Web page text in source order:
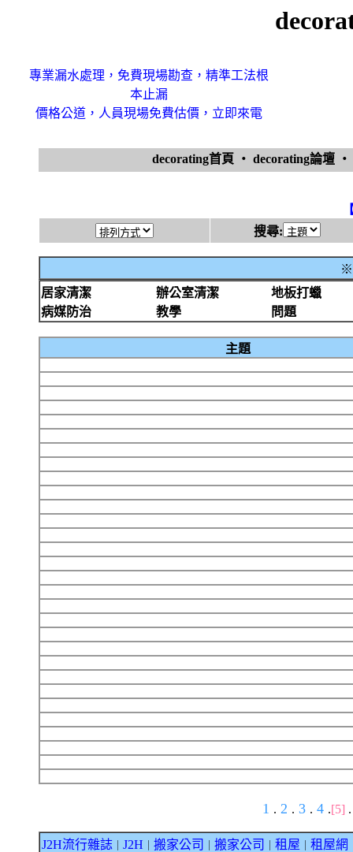
專業漏水處理，免費現場勘查，精準工法根
本止漏
價格公道，人員現場免費估價，立即來電
decorating首頁 ‧ decorating論壇 ‧
搜尋:
※
居家清潔
辦公室清潔
地板打蠟
病媒防治
教學 問題
主題
1 . 2 . 3 . 4 .[5]
J2H流行雜誌 J2H 搬家公司 搬家公司 租屋 租屋網